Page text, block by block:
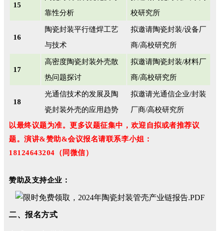
15
靠性分析
校研究所
16
陶瓷封装平行缝焊工艺
与技术
拟邀请陶瓷封装/设备厂
商/高校研究所
17
高密度陶瓷封装外壳散
热问题探讨
拟邀请陶瓷封装/材料厂
商/高校研究所
18
光通信技术的发展及陶
瓷封装外壳的应用趋势
拟邀请光通信企业/封装
厂商/高校研究所
以最终议题为准。更多议题征集中，欢迎自拟或者推荐议
题。演讲&赞助&会议报名请联系李小姐：
18124643204（同微信）
赞助及支持企业：
二、报名方式